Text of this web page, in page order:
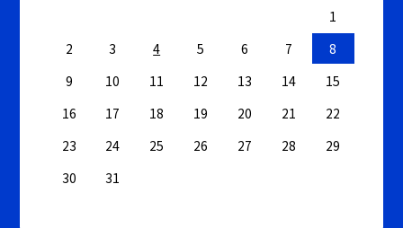
1
2
3 4 5 6 7
8
9
10 11 12 13 14
15
16
17 18 19 20 21
22
23
24 25 26 27 28
29
30
31